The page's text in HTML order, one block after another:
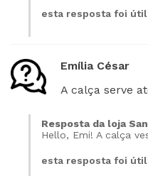
esta resposta foi
Emília César
A calça serve
Resposta da loja
Hello, Emi! A calça
esta resposta foi